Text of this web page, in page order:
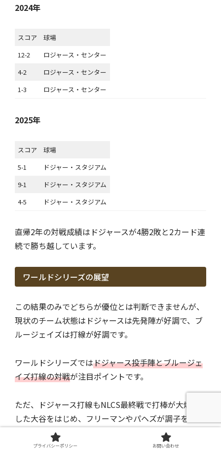
2024年
スコア
球場
12-2
ロジャース・センター
4-2
ロジャース・センター
1-3
ロジャース・センター
2025年
スコア
球場
5-1
ドジャー・スタジアム
9-1
ドジャー・スタジアム
4-5
ドジャー・スタジアム
直帰2年の対戦成績はドジャースが4勝2敗と2カード連
続で勝ち越しています。
ワールドシリーズの展望
この結果のみでどちらが優位とは判断できませんが、
現状のチーム状態はドジャースは先発陣が好調で、ブ
ルージェイズは打線が好調です。
ワールドシリーズではドジャース投手陣とブルージェ
イズ打線の対戦が注目ポイントです。
ただ、ドジャース打線もNLCS最終戦で打棒が大爆発
した大谷をはじめ、フリーマンやパヘズが調子を取り
戻すと投打共にウィークポイントが少なくなります。
プライバシーポリシー お問い合わせ